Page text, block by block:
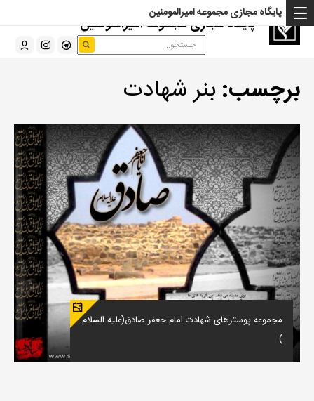
پایگاه مجازی مجموعه امیرالمومنین
پایگاه مجازی مجموعه امیرالمومنین
برچسب: بنر شهادت
مجموعه پوسترهای شهادت امام جعفر صادق(علیه السلام
)